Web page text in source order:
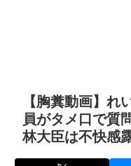
【胸糞動画】れ
員がタメ口で質
林大臣は不快感